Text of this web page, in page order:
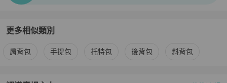
更多相似類別
更多Louis Vuitton女包 相似商品推薦
肩背包 手提包 托特包 後背包 斜背包